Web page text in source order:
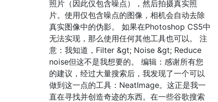
照片（因此仅包含噪点），然后拍摄真实照
片。使用仅包含噪点的图像，相机会自动去除
真实图像中的伪影。 如果在Photoshop CS5中
无法实现，那么使用任何其他工具也可以。 注
意：我知道，Filter &gt; Noise &gt; Reduce
noise但这不是我想要的。 编辑：感谢所有您
的建议，经过大量搜索后，我发现了一个可以
做到这一点的工具：NeatImage。这正是我一
直在寻找并创造奇迹的东西。在一些谷歌搜索